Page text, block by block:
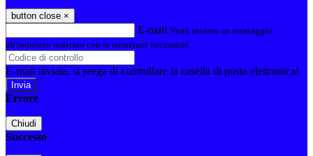
button close ×
E-mail Verrà inviato un messaggio
all'indirizzo indicato con le istruzioni necessarie.
E-mail inviata, si prega di controllare la casella di posta elettronica!
Errore
Chiudi
Successo